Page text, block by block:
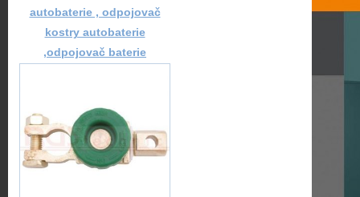
autobaterie , odpojovač
kostry autobaterie
,odpojovač baterie